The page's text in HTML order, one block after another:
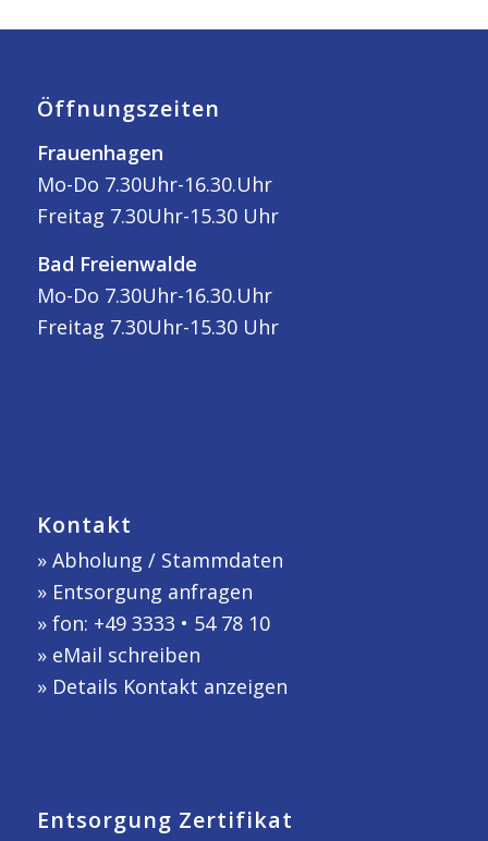
Öffnungszeiten
Frauenhagen
Mo-Do 7.30Uhr-16.30.Uhr
Freitag 7.30Uhr-15.30 Uhr
Bad Freienwalde
Mo-Do 7.30Uhr-16.30.Uhr
Freitag 7.30Uhr-15.30 Uhr
Kontakt
» Abholung / Stammdaten
» Entsorgung anfragen
» fon: +49 3333 • 54 78 10
» eMail schreiben
» Details Kontakt anzeigen
Entsorgung Zertifikat